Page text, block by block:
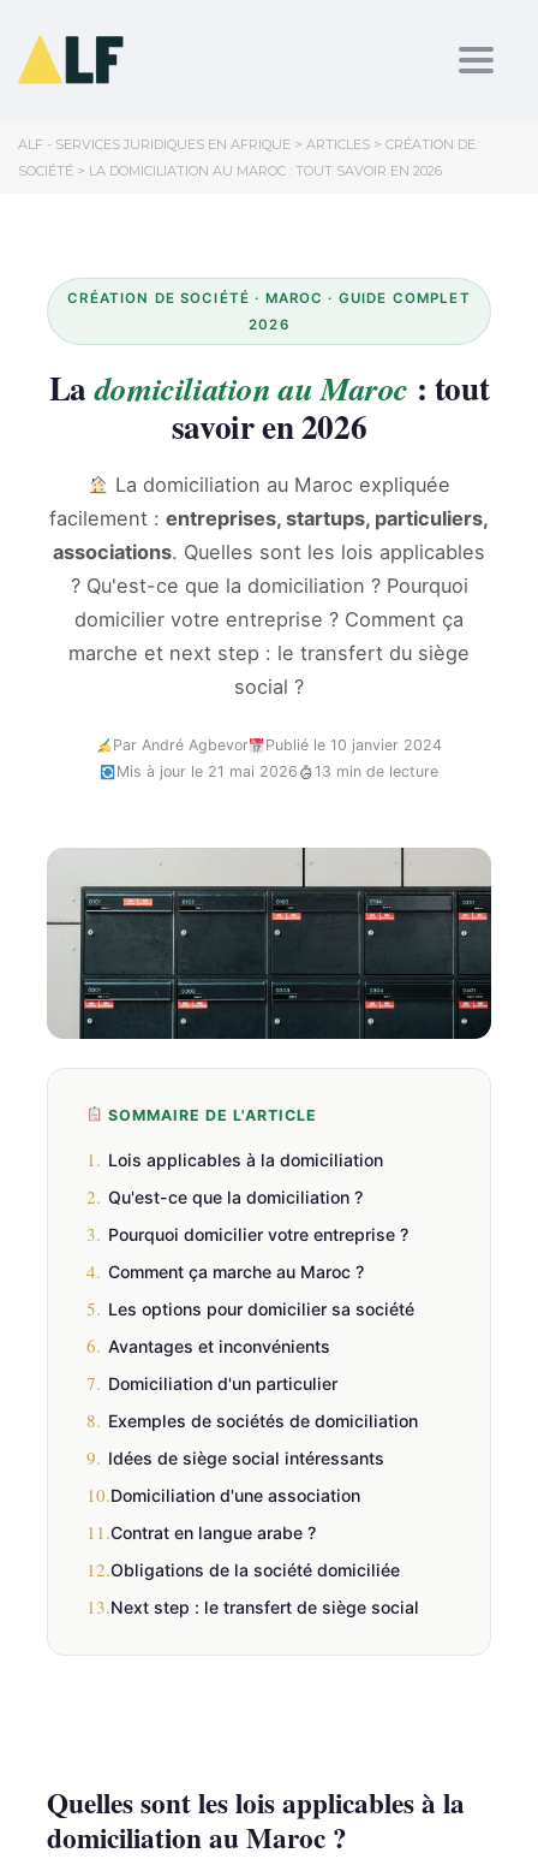
ALF - SERVICES JURIDIQUES EN AFRIQUE > ARTICLES > CRÉATION DE
SOCIÉTÉ > LA DOMICILIATION AU MAROC : TOUT SAVOIR EN 2026
CRÉATION DE SOCIÉTÉ · MAROC · GUIDE COMPLET
2026
Ladomiciliation au Maroc : tout
savoir en 2026
La domiciliation au Maroc expliquée
facilement : entreprises, startups, particuliers,
associations. Quelles sont les lois applicables
? Qu'est-ce que la domiciliation ? Pourquoi
domicilier votre entreprise ? Comment ça
marche et next step : le transfert du siège
social ?
Par André Agbevor
Publié le 10 janvier 2024
Mis à jour le 21 mai 2026
13 min de lecture
SOMMAIRE DE L'ARTICLE
1. Lois applicables à la domiciliation
2. Qu'est-ce que la domiciliation ?
3. Pourquoi domicilier votre entreprise ?
4. Comment ça marche au Maroc ?
5. Les options pour domicilier sa société
6. Avantages et inconvénients
7. Domiciliation d'un particulier
8. Exemples de sociétés de domiciliation
9. Idées de siège social intéressants
10.Domiciliation d'une association
11.Contrat en langue arabe ?
12.Obligations de la société domiciliée
13.Next step : le transfert de siège social
Quelles sont les lois applicables à la
domiciliation au Maroc ?